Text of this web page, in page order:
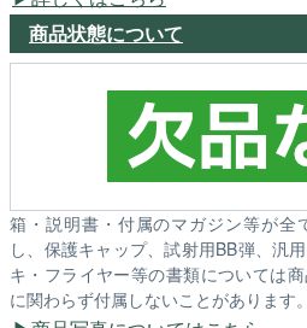
商品状態について
箱・説明書・付属のマガジン等が全
し、保護キャップ、試射用BB弾、汎
キ・フライヤー等の書類については
に関わらず付属しないことがあります。